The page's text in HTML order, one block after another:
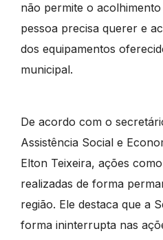
não permite o
pessoa precisa querer e
dos equipamentos
municipal.
De acordo com o
Assistência Social e
Elton Teixeira, ações
realizadas de forma
região. Ele destaca que a
forma ininterrupta nas